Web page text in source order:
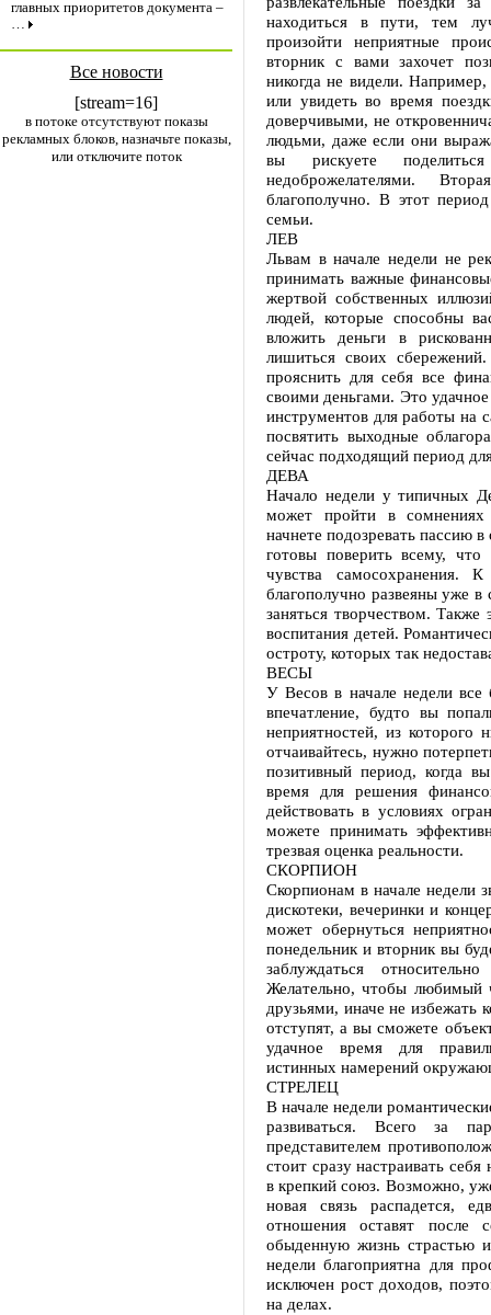
главных приоритетов документа –
…
Все новости
[stream=16]
в потоке отсутствуют показы
рекламных блоков, назначьте показы,
или отключите поток
находиться в пути, тем
произойти неприятные
вторник с вами захочет
никогда не видели.
или увидеть во время
доверчивыми, не
людьми, даже если они
вы рискуете
недоброжелателями.
благополучно. В этот
семьи.
ЛЕВ
Львам в начале недели не
принимать важные
жертвой собственных
людей, которые способны
вложить деньги в
лишиться своих
прояснить для себя все
своими деньгами. Это
инструментов для работы на
посвятить выходные
сейчас подходящий период
ДЕВА
Начало недели у типичных
может пройти в
начнете подозревать пассию
готовы поверить всему, что
чувства самосохранения.
благополучно развеяны уже
заняться творчеством.
воспитания детей.
остроту, которых так
ВЕСЫ
У Весов в начале недели
впечатление, будто вы
неприятностей, из которого
отчаивайтесь, нужно
позитивный период, когда
время для решения
действовать в условиях
можете принимать
трезвая оценка реальности.
СКОРПИОН
Скорпионам в начале недели
дискотеки, вечеринки и
может обернуться
понедельник и вторник вы
заблуждаться
Желательно, чтобы любимый
друзьями, иначе не избежать
отступят, а вы сможете
удачное время для
истинных намерений
СТРЕЛЕЦ
В начале недели
развиваться. Всего за
представителем
стоит сразу настраивать
в крепкий союз. Возможно,
новая связь распадется,
отношения оставят после
обыденную жизнь страстью
недели благоприятна для
исключен рост доходов,
на делах.